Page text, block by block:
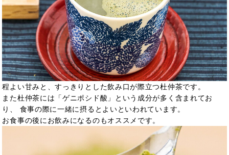
程よい甘みと、すっきりとした飲み口が際立つ杜仲茶です。
また杜仲茶には「ゲニポシド酸」という成分が多く含まれてお
り、 食事の際に一緒に摂るとよいといわれています。
お食事の後にお飲みになるのもオススメです。